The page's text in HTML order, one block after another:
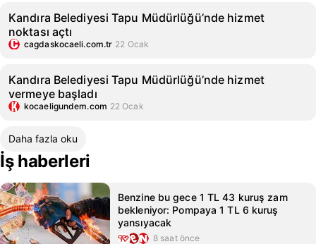
Kandıra Belediyesi Tapu Müdürlüğü’nde hizmet
noktası açtı
cagdaskocaeli.com.tr 22 Ocak
Kandıra Belediyesi Tapu Müdürlüğü’nde hizmet
vermeye başladı
kocaeligundem.com 22 Ocak
Daha fazla oku
İş haberleri
Benzine bu gece 1 TL 43 kuruş zam
bekleniyor: Pompaya 1 TL 6 kuruş
yansıyacak
8 saat önce